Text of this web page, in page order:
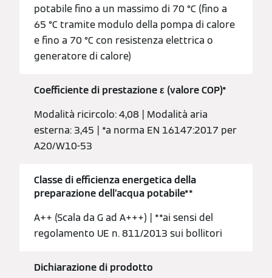
potabile fino a un massimo di 70 °C (fino a
65 °C tramite modulo della pompa di calore
e fino a 70 °C con resistenza elettrica o
generatore di calore)
Coefficiente di prestazione ε (valore COP)*
Modalità ricircolo: 4,08 | Modalità aria
esterna: 3,45 | *a norma EN 16147:2017 per
A20/W10-53
Classe di efficienza energetica della
preparazione dell’acqua potabile**
A++ (Scala da G ad A+++) | **ai sensi del
regolamento UE n. 811/2013 sui bollitori
Dichiarazione di prodotto